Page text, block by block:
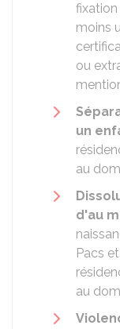
moins
ou
un
au
d'au
Pacs
au